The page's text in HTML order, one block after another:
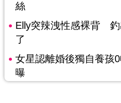
絲
Elly突辣洩性感裸背 釣
了
女星認離婚後獨自養
曝